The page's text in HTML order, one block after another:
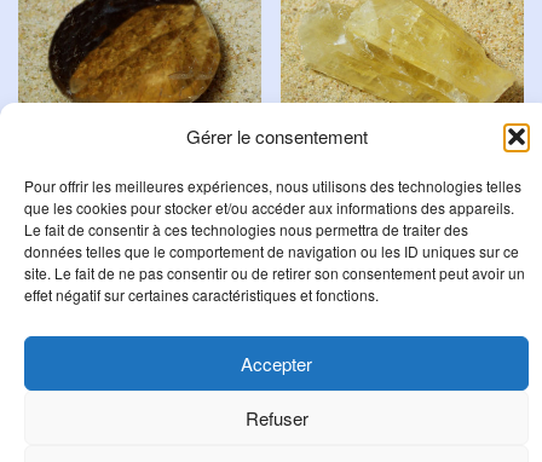
Gérer le consentement
Pour offrir les meilleures expériences, nous utilisons des technologies telles
que les cookies pour stocker et/ou accéder aux informations des appareils.
Le fait de consentir à ces technologies nous permettra de traiter des
données telles que le comportement de navigation ou les ID uniques sur ce
site. Le fait de ne pas consentir ou de retirer son consentement peut avoir un
effet négatif sur certaines caractéristiques et fonctions.
Accepter
Refuser
Quartz Fumé
5,50 €
Ajouter au panier
Calcite Miel
5,50€
Ajouter au panier
e